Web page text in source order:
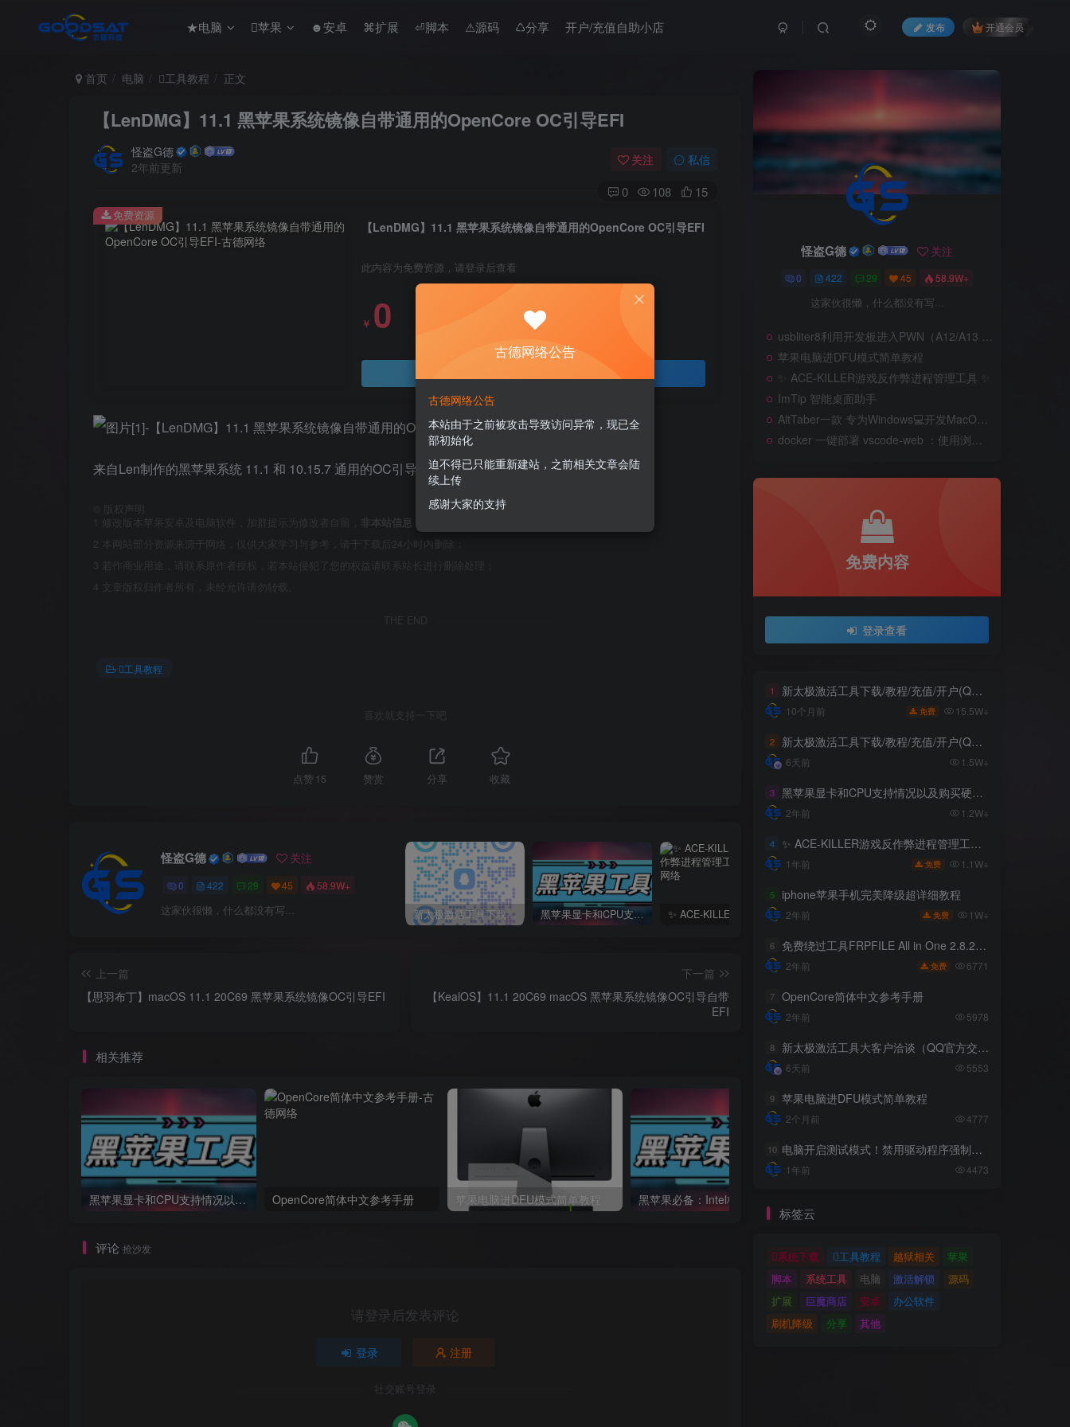
★电脑 苹果 ☻安卓 ⌘扩展 ⏎脚本 ⚠︎源码 ♺分享 开户/充值自助小店 发布 开通会员
首页 电脑 工具教程 正文
【LenDMG】11.1 黑苹果系统镜像自带通用的OpenCore OC引导EFI
怪盗G德
2年前更新
关注 私信
0 108 15
【LenDMG】11.1 黑苹果系统镜像自带通用的OpenCore OC引导EFI
此内容为免费资源，请登录后查看
￥ 0
免费资源
来自Len制作的黑苹果系统 11.1 和 10.15.7 通用的OC引导的EFI修正版，OC版本是0.6.6。
版权声明
1
修改版本苹果安卓及电脑软件，加群提示为修改者自留， 非本站信息
2 本网站部分资源来源于网络，仅供大家学习与参考，请于下载后24小时内删除；
3 若作商业用途，请联系原作者授权，若本站侵犯了您的权益请联系站长进行删除处理；
4 文章版权归作者所有，未经允许请勿转载。
THE END
工具教程
喜欢就支持一下吧
点赞 15 赞赏 分享 收藏
怪盗G德 关注
0 422 29 45 58.9W+
这家伙很懒，什么都没有写... 新太极激活工具下载/教程/充值/开户(QQ交流群号749113977) 黑苹果显卡和CPU支持情况以及购买硬件防踩坑指南 ✨ ACE-KILLER游戏反作弊进程管理工具 ✨
上一篇
【思羽布丁】macOS 11.1 20C69 黑苹果系统镜像OC引导EFI
下一篇
【KealOS】11.1 20C69 macOS 黑苹果系统镜像OC引导自带
EFI
相关推荐
黑苹果显卡和CPU支持情况以及购买硬件防踩坑指南 OpenCore简体中文参考手册 苹果电脑进DFU模式简单教程
评论 抢沙发
请登录后发表评论
登录 注册
社交账号登录
怪盗G德 关注
0 422 29 45 58.9W+
这家伙很懒，什么都没有写...
usbliter8利用开发板进入PWN（A12/A13 SecureROM 漏洞利用）
苹果电脑进DFU模式简单教程
✨ ACE-KILLER游戏反作弊进程管理工具 ✨
ImTip 智能桌面助手
AltTaber一款 专为Windows💻️开发MacOS 风格的窗口/应用切换器
docker 一键部署 vscode-web ：使用浏览器远程开发
免费内容
登录查看
1 新太极激活工具下载/教程/充值/开户(QQ交流群号749113977)
10个月前 免费 15.5W+
2 新太极激活工具下载/教程/充值/开户(QQ交流群号:523943346)
6天前 1.5W+
3 黑苹果显卡和CPU支持情况以及购买硬件防踩坑指南
2年前 1.2W+
4 ✨ ACE-KILLER游戏反作弊进程管理工具 ✨
1年前 免费 1.1W+
5 iphone苹果手机完美降级超详细教程
2年前 免费 1W+
6 免费绕过工具FRPFILE All in One 2.8.2，支持iOS 12.5.3~14.8
2年前 免费 6771
7 OpenCore简体中文参考手册
2年前 5978
8 新太极激活工具大客户洽谈（QQ官方交流群：523943346）
6天前 5553
9 苹果电脑进DFU模式简单教程
2个月前 4777
10 电脑开启测试模式！禁用驱动程序强制签名！（大概操作方法）
1年前 4473
标签云
系统下载 工具教程 越狱相关
苹果
脚本
系统工具 电脑 激活解锁
源码
扩展
巨魔商店 安卓
办公软件
刷机降级
分享 其他
古德网络公告
古德网络公告
本站由于之前被攻击导致访问异常，现已全
部初始化
迫不得已只能重新建站，之前相关文章会陆
续上传
感谢大家的支持